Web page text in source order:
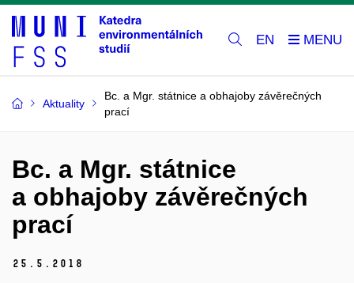
EN
Aktuality
Bc. a Mgr. státnice a obhajoby závěrečných
prací
Bc. a Mgr. státnice
a obhajoby závěrečných
prací
25. 5. 2018